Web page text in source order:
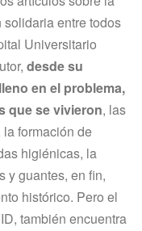
entre todos
Universitario
desde su
en el problema,
que se vivieron, las
formación de
higiénicas, la
y guantes, en fin,
histórico. Pero el
también encuentra